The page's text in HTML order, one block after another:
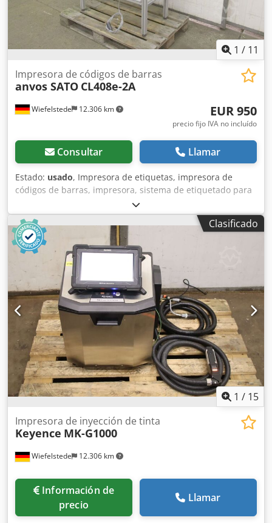
1 / 11
Wiefelstede 12.306 km
Impresora de códigos de barras
anvos SATO CL408e-2A
EUR 950
precio fijo IVA no incluído
Consultar Llamar
Estado: usado, Impresora de etiquetas, impresora de
códigos de barras, impresora, sistema de etiquetado para
logística Dodpfxedvnbqe Akijkr -Etiquetadora Anvos,
modelo PB 101, tipo FlagTag: HA101FTS -Impresora de
códigos de barras, fabricante SATO, tipo: CL408e-2A -
Ancho máximo de impresión: 110 mm -Dimensiones:
880/560/1365 mm (alto) -Peso: 104 kg
Clasificado
1 / 15
Wiefelstede 12.306 km
Impresora de inyección de tinta
Keyence MK-G1000
Información de
precio
Llamar